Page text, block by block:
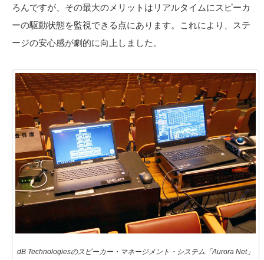
ろんですが、その最大のメリットはリアルタイムにスピーカ
ーの駆動状態を監視できる点にあります。これにより、ステ
ージの安心感が劇的に向上しました。
dB Technologiesのスピーカー・マネージメント・システム「Aurora Net」